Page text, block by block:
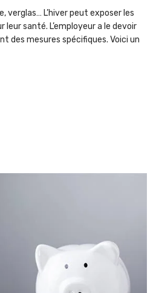
verglas… L’hiver peut exposer les
leur santé. L’employeur a le devoir
des mesures spécifiques. Voici un